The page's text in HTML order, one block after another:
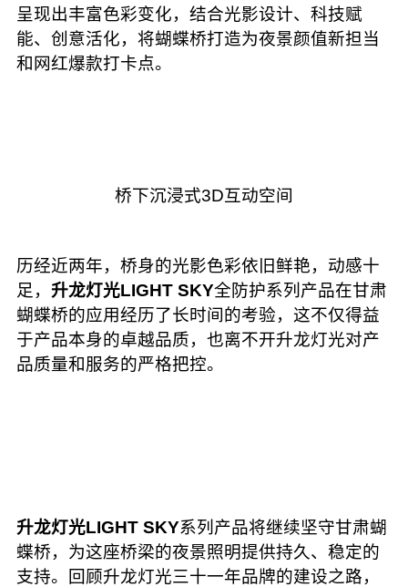
呈现出丰富色彩变化，结合光影设计、科技赋
能、创意活化，将蝴蝶桥打造为夜景颜值新担当
和网红爆款打卡点。
桥下沉浸式3D互动空间
历经近两年，桥身的光影色彩依旧鲜艳，动感十
足， 升龙灯光LIGHT SKY全防护系列产品在甘肃
蝴蝶桥的应用经历了长时间的考验，这不仅得益
于产品本身的卓越品质，也离不开升龙灯光对产
品质量和服务的严格把控。
升龙灯光LIGHT SKY系列产品将继续坚守甘肃蝴
蝶桥，为这座桥梁的夜景照明提供持久、稳定的
支持。回顾升龙灯光三十一年品牌的建设之路，